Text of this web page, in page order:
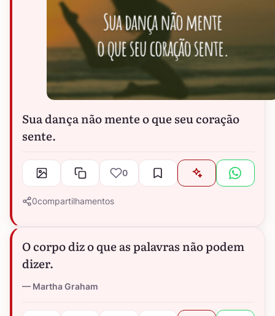
Sua dança não mente o que seu coração
sente.
0
0compartilhamentos
O corpo diz o que as palavras não podem
dizer.
Martha Graham